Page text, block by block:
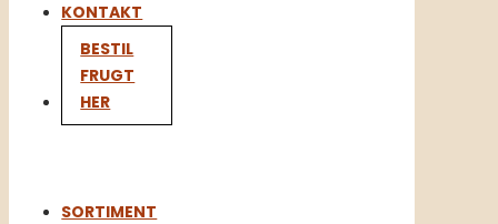
KONTAKT
BESTIL
FRUGT
HER
SORTIMENT